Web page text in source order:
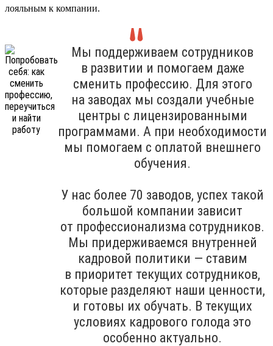
лояльным к компании.
Мы поддерживаем сотрудников
в развитии и помогаем даже
сменить профессию. Для этого
на заводах мы создали учебные
центры с лицензированными
программами. А при необходимости
мы помогаем с оплатой внешнего
обучения.
У нас более 70 заводов, успех такой
большой компании зависит
от профессионализма сотрудников.
Мы придерживаемся внутренней
кадровой политики — ставим
в приоритет текущих сотрудников,
которые разделяют наши ценности,
и готовы их обучать. В текущих
условиях кадрового голода это
особенно актуально.